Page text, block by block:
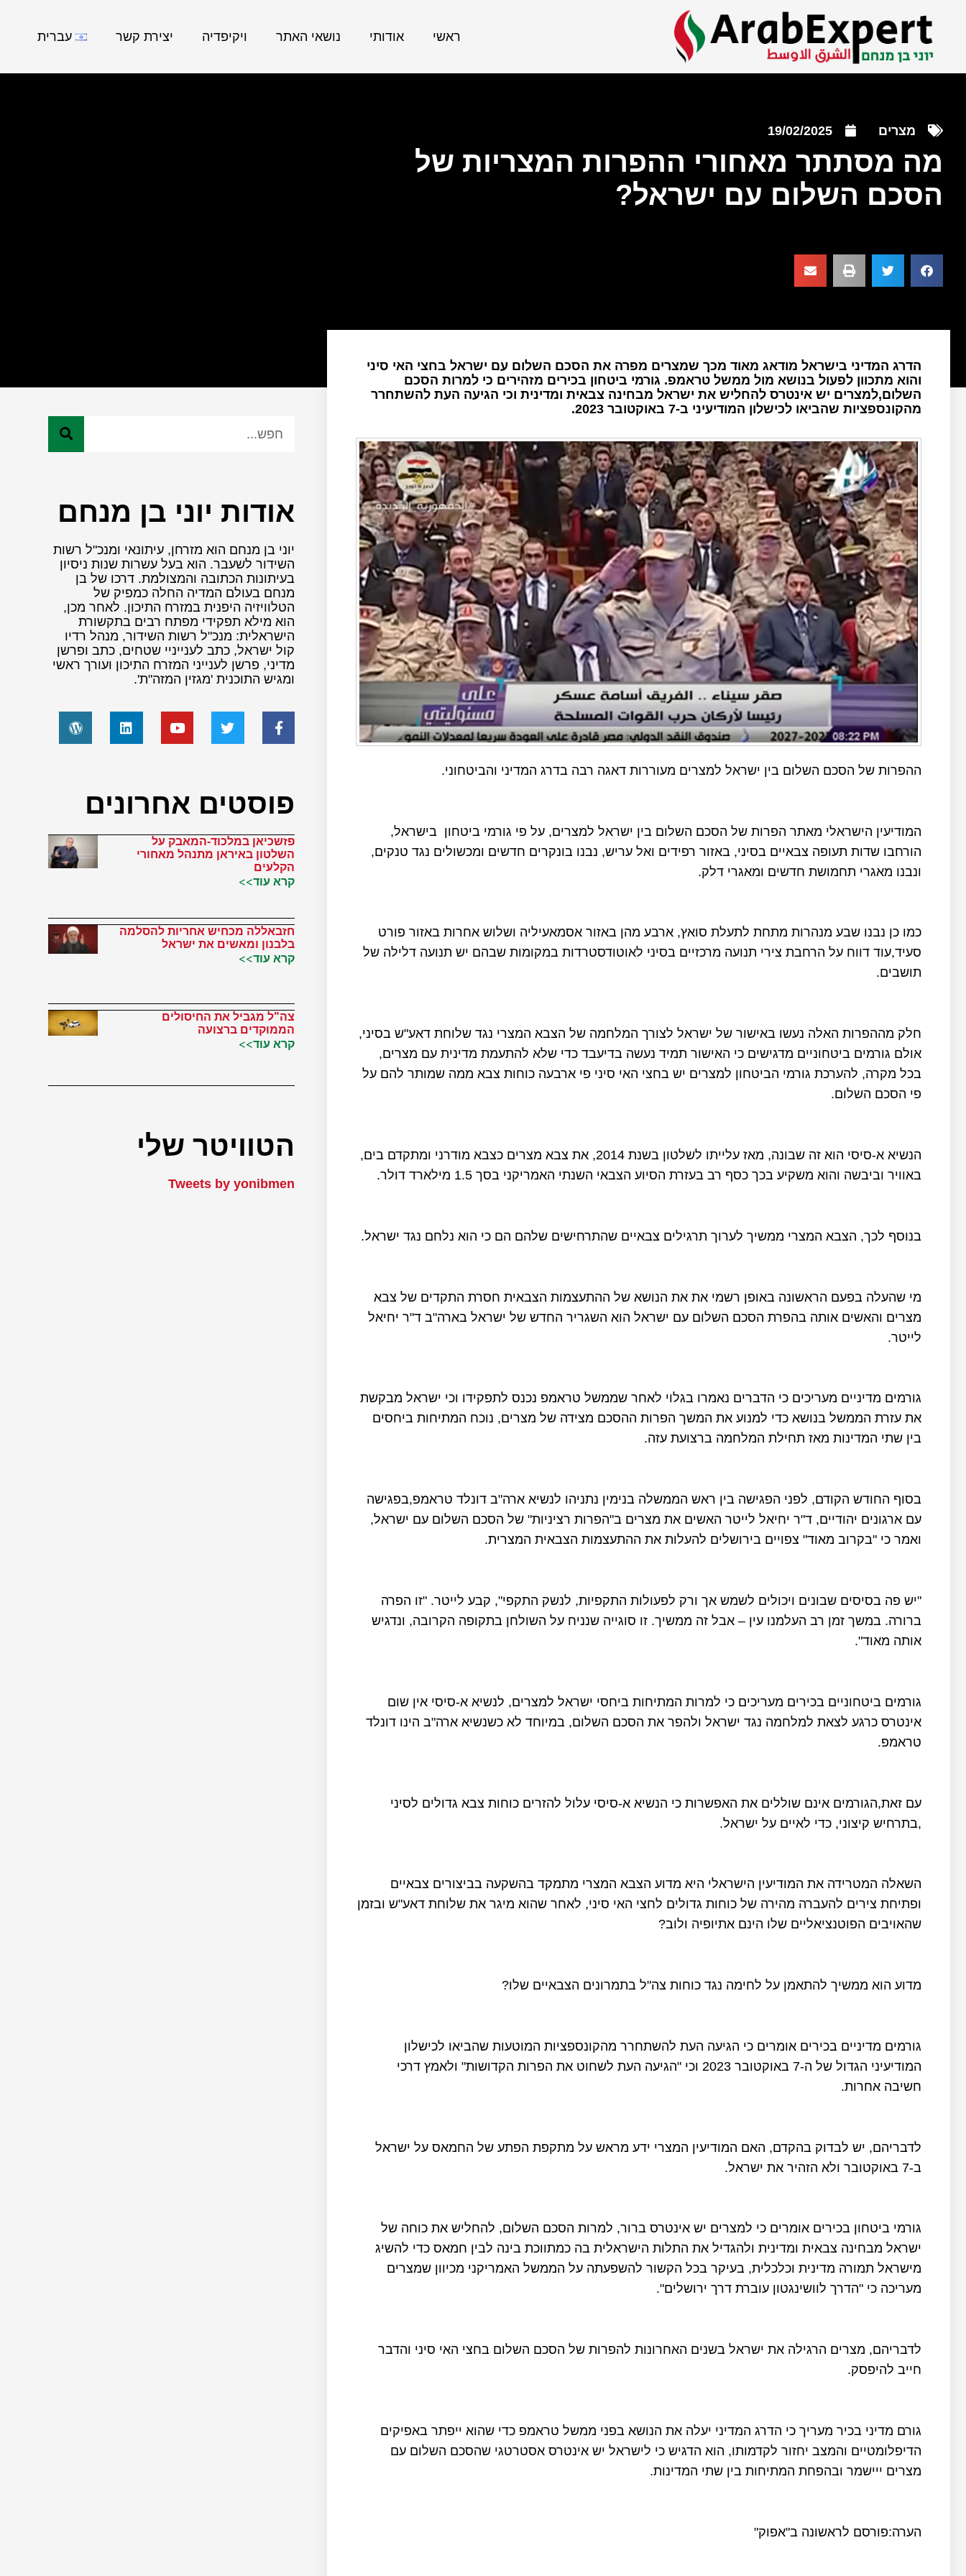
ראשי אודותי נושאי האתר ויקיפדיה יצירת קשר עברית
מצרים 19/02/2025
מה מסתתר מאחורי ההפרות המצריות של
הסכם השלום עם ישראל?
הדרג המדיני בישראל מודאג מאוד מכך שמצרים מפרה את הסכם השלום עם ישראל בחצי האי סיני
והוא מתכוון לפעול בנושא מול ממשל טראמפ. גורמי ביטחון בכירים מזהירים כי למרות הסכם
השלום,למצרים יש אינטרס להחליש את ישראל מבחינה צבאית ומדינית וכי הגיעה העת להשתחרר
מהקונספציות שהביאו לכישלון המודיעיני ב-7 באוקטובר 2023.
ההפרות של הסכם השלום בין ישראל למצרים מעוררות דאגה רבה בדרג המדיני והביטחוני.
המודיעין הישראלי מאתר הפרות של הסכם השלום בין ישראל למצרים, על פי גורמי ביטחון בישראל,
הורחבו שדות תעופה צבאיים בסיני, באזור רפידים ואל עריש, נבנו בונקרים חדשים ומכשולים נגד טנקים,
ונבנו מאגרי תחמושת חדשים ומאגרי דלק.
כמו כן נבנו שבע מנהרות מתחת לתעלת סואץ, ארבע מהן באזור אסמאעיליה ושלוש אחרות באזור פורט
סעיד,עוד דווח על הרחבת צירי תנועה מרכזיים בסיני לאוטודסטרדות במקומות שבהם יש תנועה דלילה של
תושבים.
חלק מההפרות האלה נעשו באישור של ישראל לצורך המלחמה של הצבא המצרי נגד שלוחת דאע"ש בסיני,
אולם גורמים ביטחוניים מדגישים כי האישור תמיד נעשה בדיעבד כדי שלא להתעמת מדינית עם מצרים,
בכל מקרה, להערכת גורמי הביטחון למצרים יש בחצי האי סיני פי ארבעה כוחות צבא ממה שמותר להם על
פי הסכם השלום.
הנשיא א-סיסי הוא זה שבונה, מאז עלייתו לשלטון בשנת 2014, את צבא מצרים כצבא מודרני ומתקדם בים,
באוויר וביבשה והוא משקיע בכך כסף רב בעזרת הסיוע הצבאי השנתי האמריקני בסך 1.5 מילארד דולר.
בנוסף לכך, הצבא המצרי ממשיך לערוך תרגילים צבאיים שהתרחישים שלהם הם כי הוא נלחם נגד ישראל.
מי שהעלה בפעם הראשונה באופן רשמי את את הנושא של ההתעצמות הצבאית חסרת התקדים של צבא
מצרים והאשים אותה בהפרת הסכם השלום עם ישראל הוא השגריר החדש של ישראל בארה"ב ד"ר יחיאל
לייטר.
גורמים מדיניים מעריכים כי הדברים נאמרו בגלוי לאחר שממשל טראמפ נכנס לתפקידו וכי ישראל מבקשת
את עזרת הממשל בנושא כדי למנוע את המשך הפרות ההסכם מצידה של מצרים, נוכח המתיחות ביחסים
בין שתי המדינות מאז תחילת המלחמה ברצועת עזה.
בסוף החודש הקודם, לפני הפגישה בין ראש הממשלה בנימין נתניהו לנשיא ארה"ב דונלד טראמפ,בפגישה
עם ארגונים יהודיים, ד"ר יחיאל לייטר האשים את מצרים ב"הפרות רציניות" של הסכם השלום עם ישראל,
ואמר כי "בקרוב מאוד" צפויים בירושלים להעלות את ההתעצמות הצבאית המצרית.
"יש פה בסיסים שבונים ויכולים לשמש אך ורק לפעולות התקפיות, לנשק התקפי", קבע לייטר. "זו הפרה
ברורה. במשך זמן רב העלמנו עין – אבל זה ממשיך. זו סוגייה שנניח על השולחן בתקופה הקרובה, ונדגיש
אותה מאוד".
גורמים ביטחוניים בכירים מעריכים כי למרות המתיחות ביחסי ישראל למצרים, לנשיא א-סיסי אין שום
אינטרס כרגע לצאת למלחמה נגד ישראל ולהפר את הסכם השלום, במיוחד לא כשנשיא ארה"ב הינו דונלד
טראמפ.
עם זאת,הגורמים אינם שוללים את האפשרות כי הנשיא א-סיסי עלול להזרים כוחות צבא גדולים לסיני
,בתרחיש קיצוני, כדי לאיים על ישראל.
השאלה המטרידה את המודיעין הישראלי היא מדוע הצבא המצרי מתמקד בהשקעה בביצורים צבאיים
ופתיחת צירים להעברה מהירה של כוחות גדולים לחצי האי סיני, לאחר שהוא מיגר את שלוחת דאע"ש ובזמן
שהאויבים הפוטנציאליים שלו הינם אתיופיה ולוב?
מדוע הוא ממשיך להתאמן על לחימה נגד כוחות צה"ל בתמרונים הצבאיים שלו?
גורמים מדיניים בכירים אומרים כי הגיעה העת להשתחרר מהקונספציות המוטעות שהביאו לכישלון
המודיעיני הגדול של ה-7 באוקטובר 2023 וכי "הגיעה העת לשחוט את הפרות הקדושות" ולאמץ דרכי
חשיבה אחרות.
לדבריהם, יש לבדוק בהקדם, האם המודיעין המצרי ידע מראש על מתקפת הפתע של החמאס על ישראל
ב-7 באוקטובר ולא הזהיר את ישראל.
גורמי ביטחון בכירים אומרים כי למצרים יש אינטרס ברור, למרות הסכם השלום, להחליש את כוחה של
ישראל מבחינה צבאית ומדינית ולהגדיל את התלות הישראלית בה כמתווכת בינה לבין חמאס כדי להשיג
מישראל תמורה מדינית וכלכלית, בעיקר בכל הקשור להשפעתה על הממשל האמריקני מכיוון שמצרים
מעריכה כי "הדרך לוושינגטון עוברת דרך ירושלים".
לדבריהם, מצרים הרגילה את ישראל בשנים האחרונות להפרות של הסכם השלום בחצי האי סיני והדבר
חייב להיפסק.
גורם מדיני בכיר מעריך כי הדרג המדיני יעלה את הנושא בפני ממשל טראמפ כדי שהוא ייפתר באפיקים
הדיפלומטיים והמצב יחזור לקדמותו, הוא הדגיש כי לישראל יש אינטרס אסטרטגי שהסכם השלום עם
מצרים ייישמר ובהפחת המתיחות בין שתי המדינות.
הערה:פורסם לראשונה ב"אפוק"
אודות יוני בן מנחם
יוני בן מנחם הוא מזרחן, עיתונאי ומנכ"ל רשות
השידור לשעבר. הוא בעל עשרות שנות ניסיון
בעיתונות הכתובה והמצולמת. דרכו של בן
מנחם בעולם המדיה החלה כמפיק של
הטלוויזיה היפנית במזרח התיכון. לאחר מכן,
הוא מילא תפקידי מפתח רבים בתקשורת
הישראלית: מנכ"ל רשות השידור, מנהל רדיו
קול ישראל, כתב לענייניי שטחים, כתב ופרשן
מדיני, פרשן לענייני המזרח התיכון ועורך ראשי
ומגיש התוכנית 'מגזין המזה"ת'.
פוסטים אחרונים
פזשכיאן במלכוד-המאבק על
השלטון באיראן מתנהל מאחורי
הקלעים
קרא עוד>>
חזבאללה מכחיש אחריות להסלמה
בלבנון ומאשים את ישראל
קרא עוד>>
צה"ל מגביל את החיסולים
הממוקדים ברצועה
קרא עוד>>
הטוויטר שלי
Tweets by yonibmen